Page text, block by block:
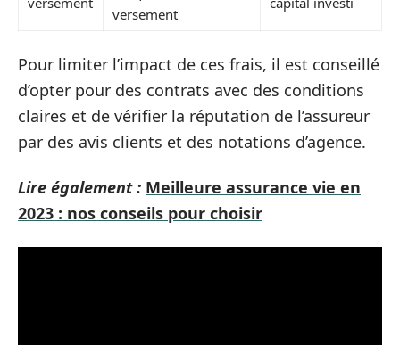
versement
Pour limiter l’impact de ces frais, il est conseillé
d’opter pour des contrats avec des conditions
claires et de vérifier la réputation de l’assureur
par des avis clients et des notations d’agence.
Lire également : Meilleure assurance vie en
2023 : nos conseils pour choisir